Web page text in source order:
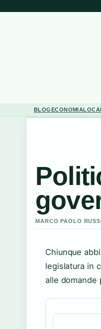
BLOGECONOMIA
MARCO PAOLO
Chiunque
legislatura in
alle domande